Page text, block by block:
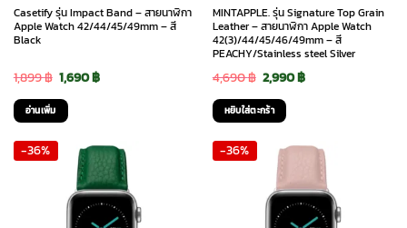
Casetify รุ่น Impact Band – สายนาฬิกา
Apple Watch 42/44/45/49mm – สี
Black
1,899฿ Original
price
was:
1,899 ฿.
1,690฿Current
1,690 ฿.
อ่านเพิ่ม
MINTAPPLE. รุ่น Signature Top Grain
Leather – สายนาฬิกา Apple Watch
42(3)/44/45/46/49mm – สี
PEACHY/Stainless steel Silver
4,690฿ Original
price
was:
4,690 ฿.
2,990฿Current
2,990 ฿.
หยิบใส่ตะกร้า
-36% -36%